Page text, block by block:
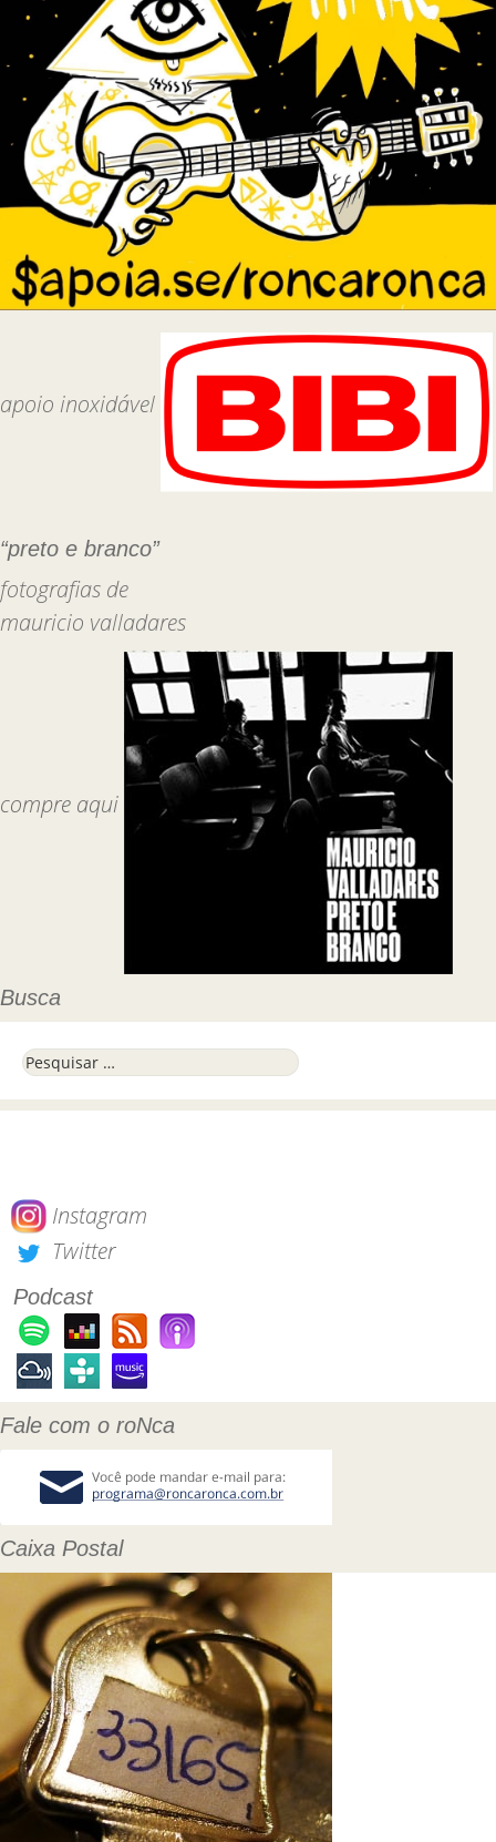
apoio inoxidável
“preto e branco”
fotografias de
mauricio valladares
compre aqui
Busca
Pesquisar por:
Instagram
Twitter
Podcast
Fale com o roNca
Caixa Postal